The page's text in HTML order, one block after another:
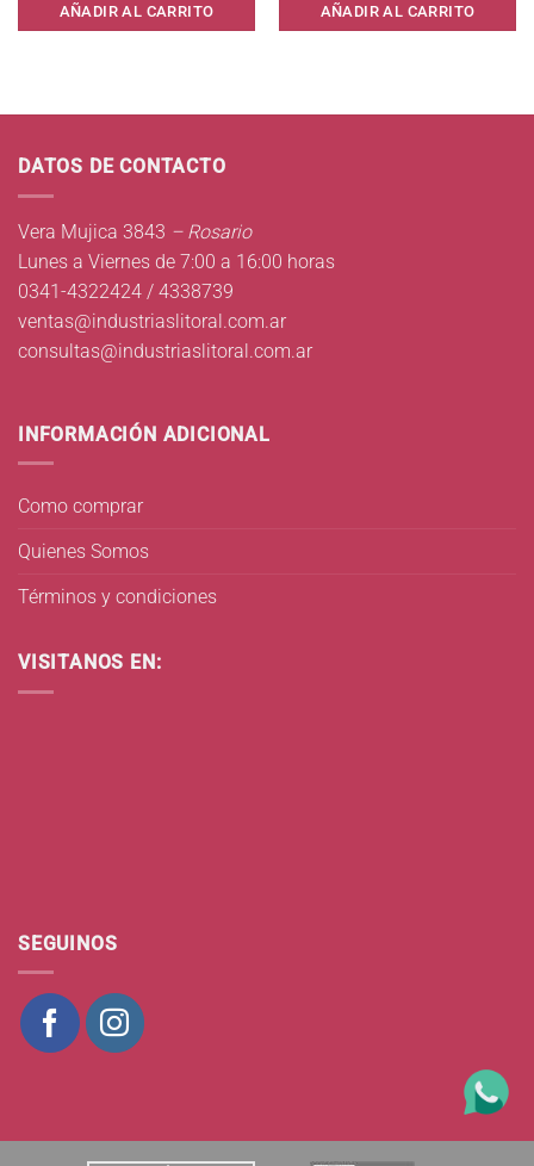
AÑADIR AL CARRITO AÑADIR AL CARRITO
DATOS DE CONTACTO
Vera Mujica 3843 – Rosario
Lunes a Viernes de 7:00 a 16:00 horas
0341-4322424 / 4338739
ventas@industriaslitoral.com.ar
consultas@industriaslitoral.com.ar
INFORMACIÓN ADICIONAL
Como comprar
Quienes Somos
Términos y condiciones
VISITANOS EN:
SEGUINOS